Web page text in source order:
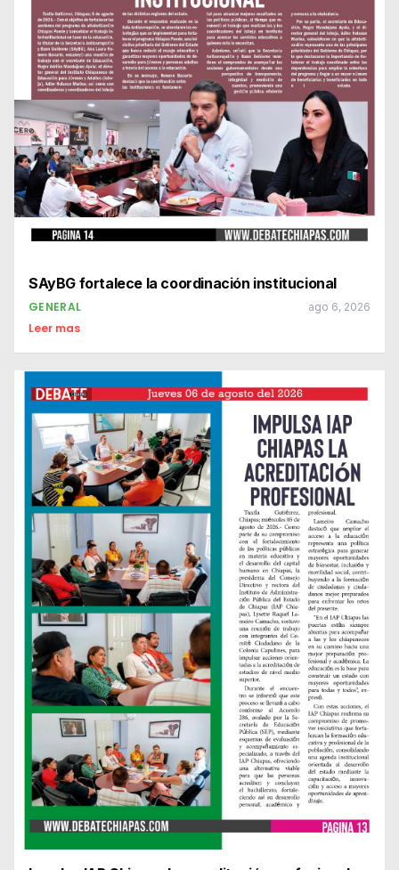
SAyBG fortalece la coordinación institucional
GENERAL ago 6, 2026
Leer mas